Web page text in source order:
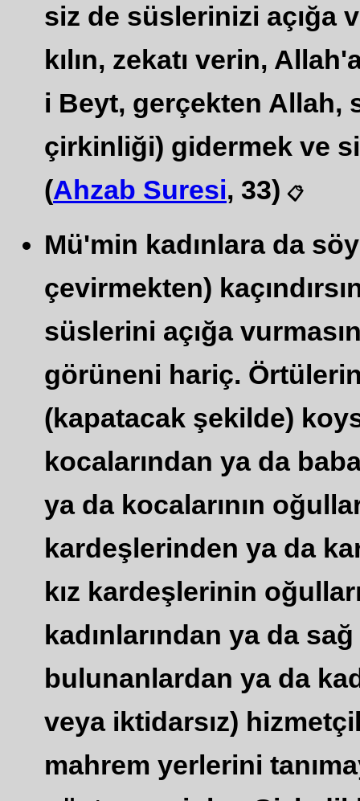
siz de süslerinizi açığa
kılın, zekatı verin,
i Beyt, gerçekten Allah,
çirkinliği) gidermek ve
(Ahzab Suresi, 33) 📋
Mü'min kadınlara da
çevirmekten)
süslerini açığa
görüneni hariç.
(kapatacak şekilde)
kocalarından ya da
ya da kocalarının
kardeşlerinden ya da
kız kardeşlerinin
kadınlarından ya da
bulunanlardan ya da
veya iktidarsız)
mahrem yerlerini